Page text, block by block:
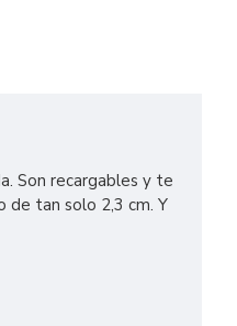
Son recargables y te
de tan solo 2,3 cm. Y